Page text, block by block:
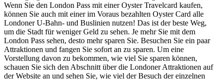
Wenn Sie den London Pass mit einer Oyster Travelcard kaufen,
können Sie auch mit einer im Voraus bezahlten Oyster Card alle
Londoner U-Bahn- und Buslinien nutzen! Das ist der beste Weg,
um die Stadt für weniger Geld zu sehen. Je mehr Sie mit dem
London Pass sehen, desto mehr sparen Sie. Besuchen Sie ein paar
Attraktionen und fangen Sie sofort an zu sparen. Um eine
Vorstellung davon zu bekommen, wie viel Sie sparen können,
schauen Sie sich den Abschnitt über die Londoner Attraktionen auf
der Website an und sehen Sie, wie viel der Besuch der einzelnen